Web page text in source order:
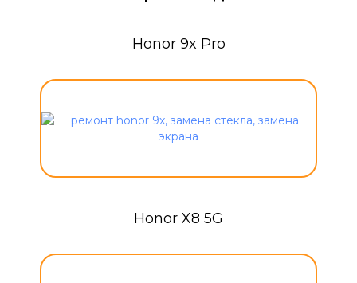
Honor 9x Pro
Honor X8 5G